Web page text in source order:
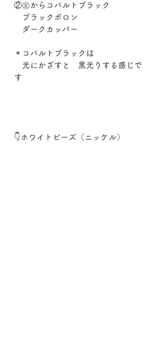
②㊧からコバルトブラック
ブラックボロン
ダークカッパー
＊コバルトブラックは
光にかざすと　黒光りする感じで
す
👇ホワイトビーズ（ニッケル）